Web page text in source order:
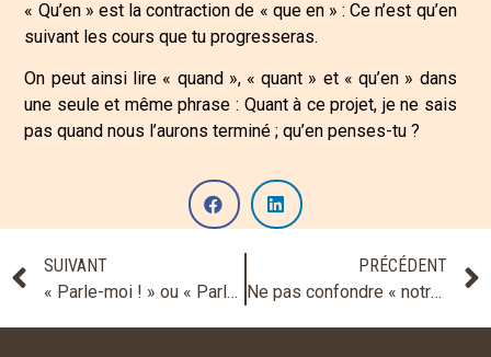
« Qu’en » est la contraction de « que en » : Ce n’est qu’en
suivant les cours que tu progresseras.
On peut ainsi lire « quand », « quant » et « qu’en » dans
une seule et même phrase : Quant à ce projet, je ne sais
pas quand nous l’aurons terminé ; qu’en penses-tu ?
SUIVANT
« Parle-moi ! » ou « Parles-moi ! » ?
PRÉCÉDENT
Ne pas confondre « notre » et « nôtre », « votre » et « vôtre »